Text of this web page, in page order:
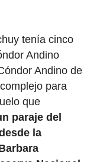
tenía cinco
Andino
Andino de
para
que
paraje del
la